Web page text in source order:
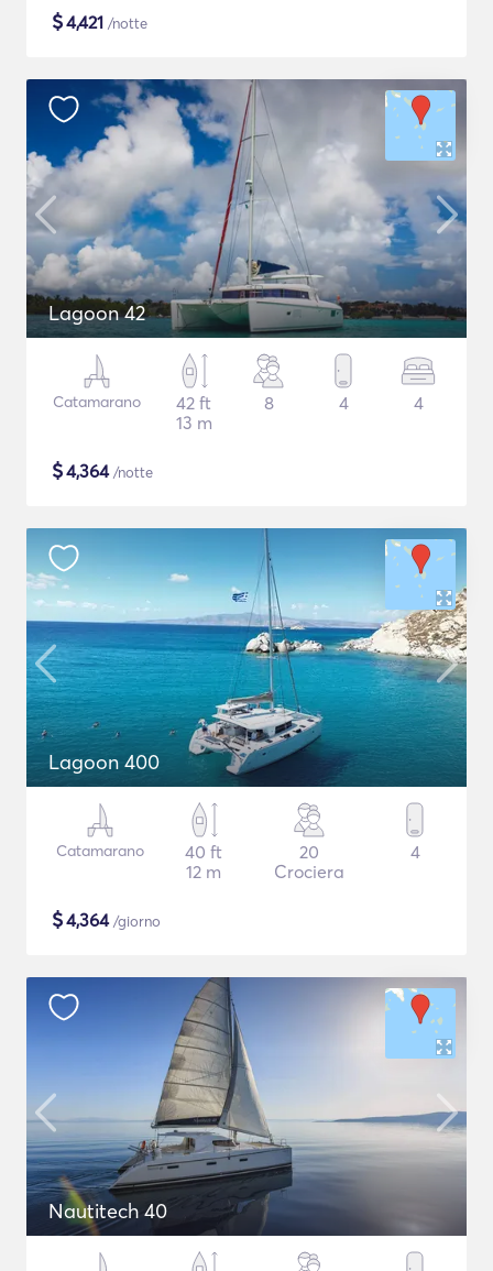
$4,421 /notte
Lagoon 42
Catamarano
42 ft
13 m
8 4 4
$4,364/notte
Lagoon 400
Catamarano
40 ft
12 m
20
Crociera
4
$4,364/giorno
Nautitech 40